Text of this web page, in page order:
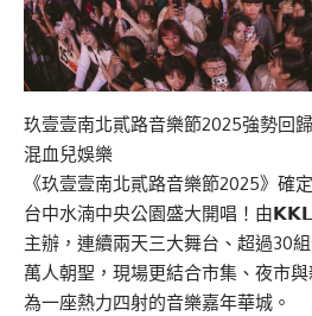
玖壹壹南北貳路音樂節2025強勢回
混血兒娛樂
《玖壹壹南北貳路音樂節2025》確
台中水湳中央公園盛大開唱！由
主辦，連續兩天三大舞台、超過30
萬人朝聖，現場更結合市集、夜市
為一座熱力四射的音樂嘉年華城。